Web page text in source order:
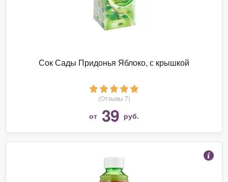
Сок Сады Придонья Яблоко, с крышкой
(Отзывы 7)
от 39 руб.